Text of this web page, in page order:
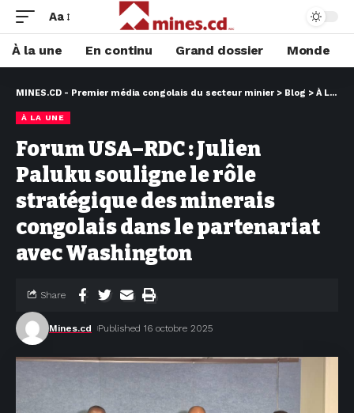
Aa
À la une En continu Grand dossier Monde
MINES.CD - Premier média congolais du secteur minier > Blog > À LA UNE
À LA UNE
Forum USA–RDC : Julien
Paluku souligne le rôle
stratégique des minerais
congolais dans le partenariat
avec Washington
Mines.cd Published 16 octobre 2025
Share